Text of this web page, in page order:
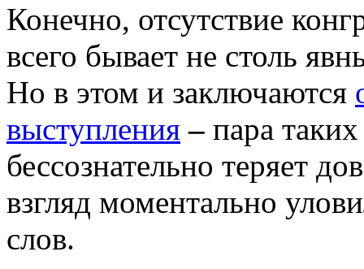
Конечно, отсутствие
всего бывает не столь
Но в этом и заключаются
выступления – пара
бессознательно теряет
взгляд моментально
слов.